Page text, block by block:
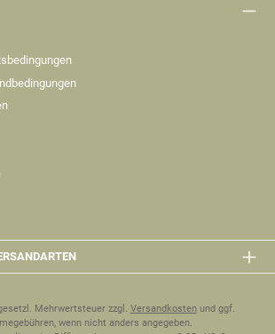
Mehrwertsteuer zzgl. Versandkostenund ggf.
wenn nicht anders angegeben.